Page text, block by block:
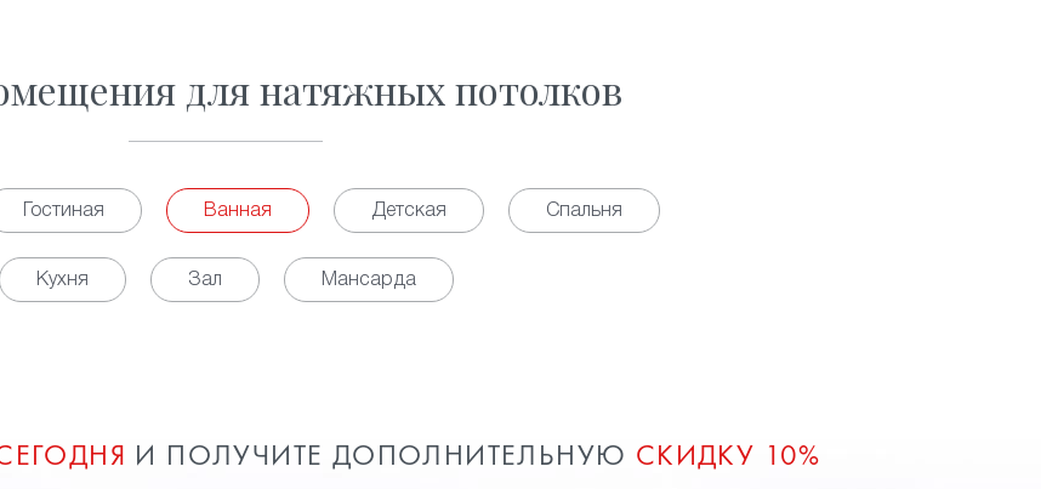
для натяжных потолков
Гостиная Ванная Детская Спальня
Кухня Зал Мансарда
И ПОЛУЧИТЕ ДОПОЛНИТЕЛЬНУЮ СКИДКУ 10%